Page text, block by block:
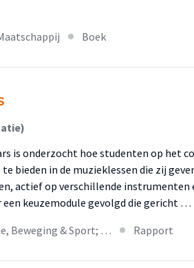
Boek
is onderzocht hoe studenten op het
bieden in de muzieklessen die zij
actief op verschillende instrumenten
een keuzemodule gevolgd die gericht …
Beweging & Sport; … Rapport